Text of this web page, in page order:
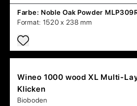
Farbe: Noble Oak Powder
Format: 1520 x 238 mm
Wineo 1000 wood XL Multi-
Klicken
Bioboden